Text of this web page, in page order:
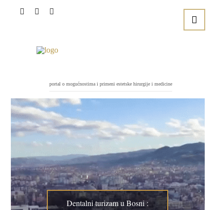
portal o mogućnostima i primeni estetske hirurgije i medicine
Dentalni turizam u Bosni :